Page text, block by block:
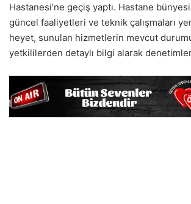
Hastanesi’ne geçiş yaptı. Hastane
güncel faaliyetleri ve teknik çalışmaları
heyet, sunulan hizmetlerin mevcut
yetkililerden detaylı bilgi alarak